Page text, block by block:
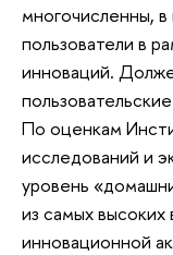
многочисленны, в
пользователи в
инноваций.
По оценкам
исследований и
уровень
из самых
инновационной